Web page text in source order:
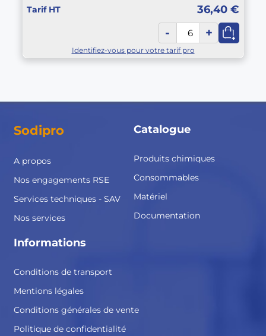
Tarif HT 36,40 €
- +
Identifiez-vous pour votre tarif pro
Sodipro
A propos
Nos engagements RSE
Services techniques - SAV
Nos services
Catalogue
Produits chimiques
Consommables
Matériel
Documentation
Informations
Conditions de transport
Mentions légales
Conditions générales de vente
Politique de confidentialité